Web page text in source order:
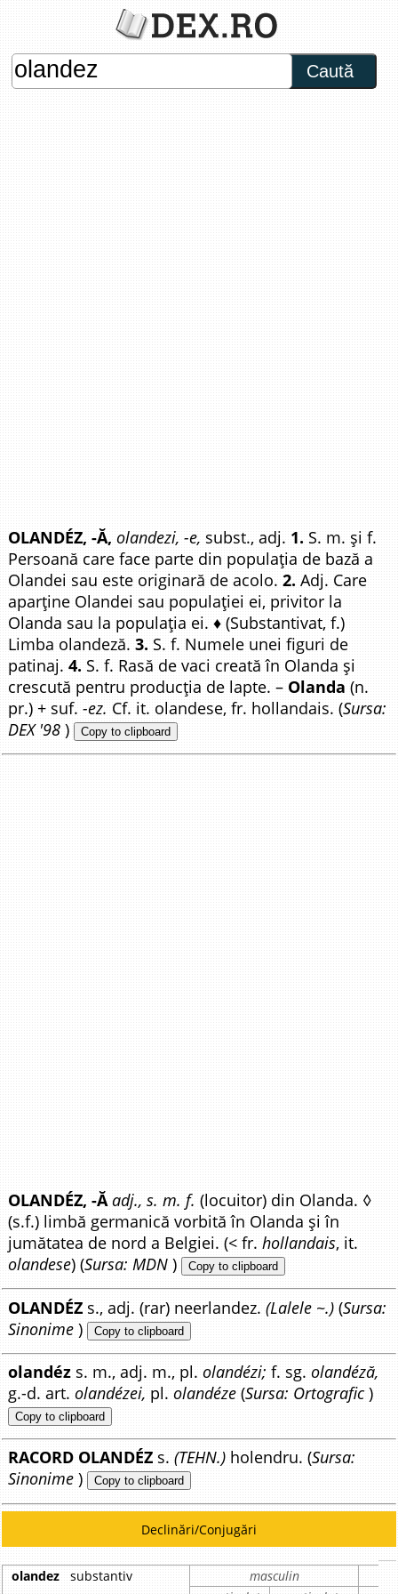
Caută
OLANDÉZ, -Ă, olandezi, -e, subst., adj. 1. S. m. și f.
Persoană care face parte din populația de bază a
Olandei sau este originară de acolo.2. Adj. Care
aparține Olandei sau populației ei, privitor la
Olanda sau la populația ei. ♦ (Substantivat, f.)
Limba olandeză.3. S. f. Numele unei figuri de
patinaj.4. S. f. Rasă de vaci creată în Olanda și
crescută pentru producția de lapte. – Olanda (n.
pr.) + suf.-ez. Cf. it. olandese, fr. hollandais. (Sursa:
DEX '98 ) Copy to clipboard
OLANDÉZ, -Ă adj., s. m. f. (locuitor) din Olanda. ◊
(s.f.) limbă germanică vorbită în Olanda și în
jumătatea de nord a Belgiei. (< fr.hollandais, it.
olandese) (Sursa: MDN ) Copy to clipboard
OLANDÉZ s., adj. (rar) neerlandez.(Lalele ~.) (Sursa:
Sinonime ) Copy to clipboard
olandéz s. m., adj. m., pl.olandézi; f. sg.olandéză,
g.-d. art.olandézei, pl.olandéze (Sursa: Ortografic )
Copy to clipboard
RACORD OLANDÉZ s.(TEHN.) holendru. (Sursa:
Sinonime ) Copy to clipboard
Declinări/Conjugări
olandez substantiv
masculin